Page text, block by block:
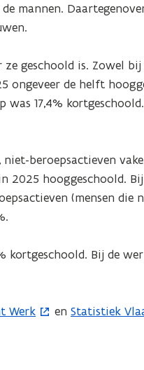
mannen.
geschoold is. Zowel
ongeveer de helft
was 17,4%
beroepsactieven
2025 hooggeschoold.
(mensen
kortgeschoold. Bij de
Werk enStatistiek